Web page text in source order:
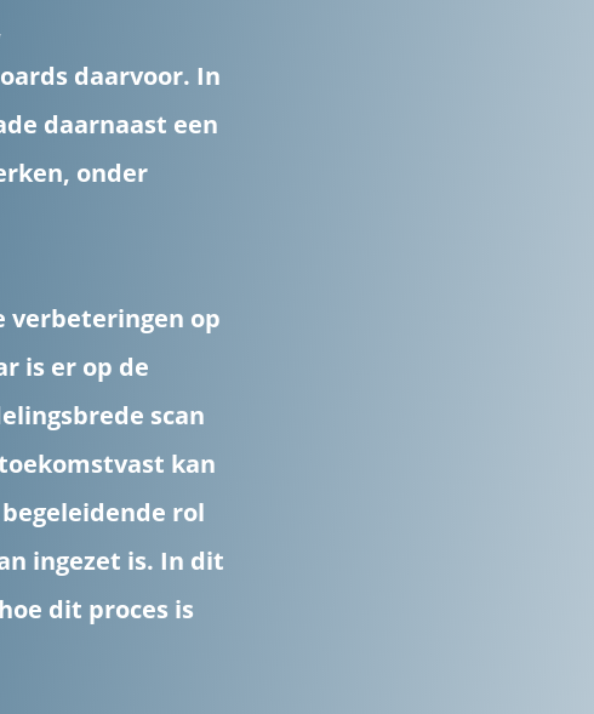
daarvoor. In
daarnaast een
onder
verbeteringen op
is er op de
scan
kan
rol
ingezet is. In dit
dit proces is